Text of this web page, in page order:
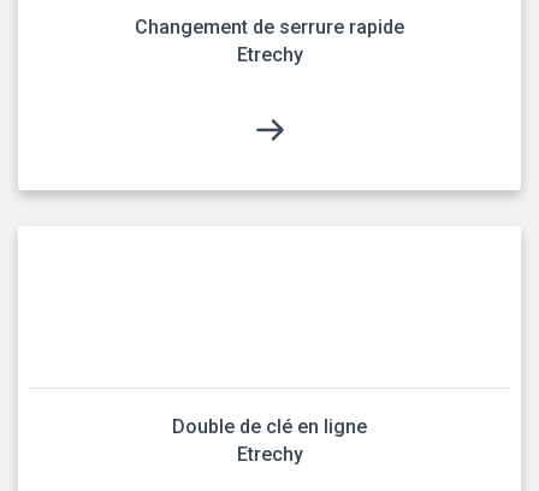
Changement de serrure rapide
Etrechy
Double de clé en ligne
Etrechy